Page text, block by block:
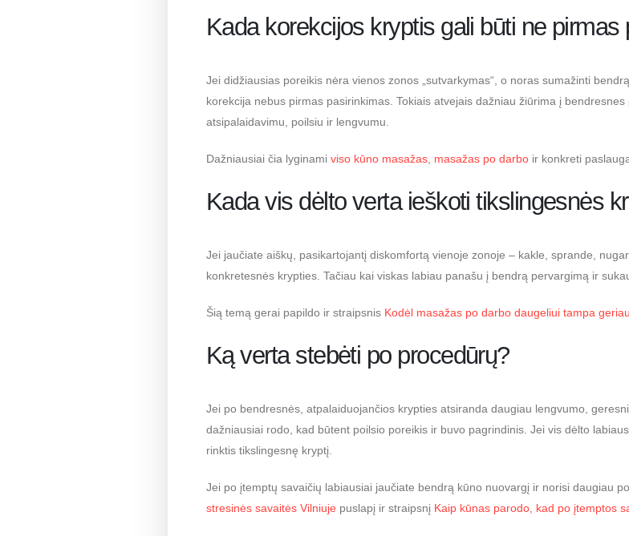
Kada korekcijos kryptis gali būti ne pirmas
Jei didžiausias poreikis nėra vienos zonos „sutvarkymas“, o noras sumažinti
korekcija nebus pirmas pasirinkimas. Tokiais atvejais dažniau žiūrima į
atsipalaidavimu, poilsiu ir lengvumu.
Dažniausiai čia lyginami viso kūno masažas masažas po darbo ir konkreti
Kada vis dėlto verta ieškoti tikslingesnės
Jei jaučiate aiškų, pasikartojantį diskomfortą vienoje zonoje – kakle, sprande,
konkretesnės krypties. Tačiau kai viskas labiau panašu į bendrą pervargimą ir
Šią temą gerai papildo ir straipsnis Kodėl masažas po darbo daugeliui tampa
Ką verta stebėti po procedūrų?
Jei po bendresnės, atpalaiduojančios krypties atsiranda daugiau lengvumo,
dažniausiai rodo, kad būtent poilsio poreikis ir buvo pagrindinis. Jei vis dėlto
rinktis tikslingesnę kryptį.
Jei po įtemptų savaičių labiausiai jaučiate bendrą kūno nuovargį ir norisi daugiau
stresinės savaitės Vilniuje puslapį ir straipsnį Kaip kūnas parodo, kad po įtemptos